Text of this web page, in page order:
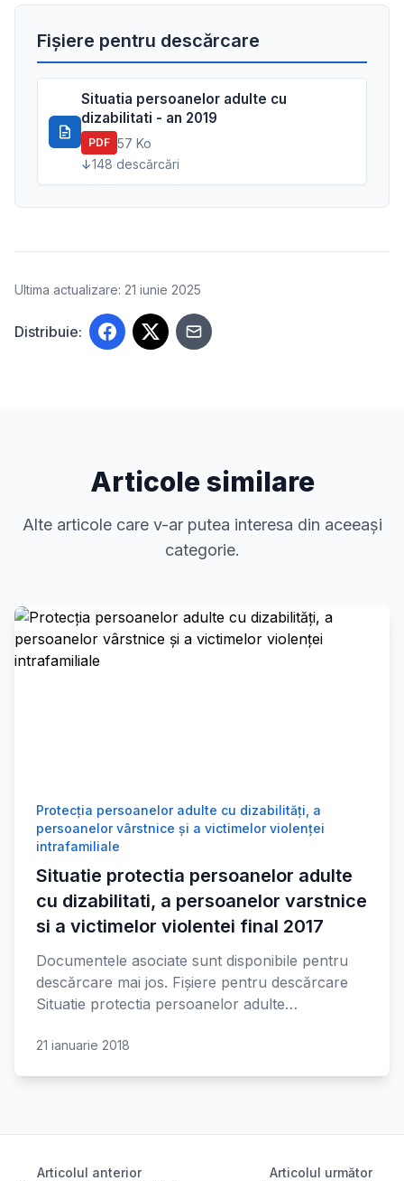
Fișiere pentru descărcare
Situatia persoanelor adulte cu
dizabilitati - an 2019
PDF 57 Ko
148 descărcări
Ultima actualizare: 21 iunie 2025
Distribuie:
Articole similare
Alte articole care v-ar putea interesa din aceeași
categorie.
Protecția persoanelor adulte cu dizabilități, a
persoanelor vârstnice și a victimelor violenței
intrafamiliale
Situatie protectia persoanelor adulte
cu dizabilitati, a persoanelor varstnice
si a victimelor violentei final 2017
Documentele asociate sunt disponibile pentru
descărcare mai jos. Fișiere pentru descărcare
Situatie protectia persoanelor adulte…
21 ianuarie 2018
Articolul anterior Articolul următor